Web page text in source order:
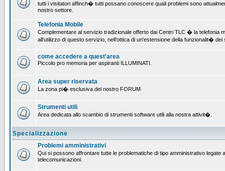
tutti i visitatori affinch� tutti possano conoscere quali problemi sono
nostro settore.
Telefonia Mobile
Complementare al servizio tradizionale offerto dai Centri TLC � la telefonia
all'utilizzo di questo servizio, nell'ottica di un'estensione della funzionalit�
come accedere a quest'area
Piccolo pro memoria per aspiranti ILLUMINATI.
Area super riservata
La zona pi� esclusiva del nostro FORUM
Strumenti utili
Area dedicata allo scambio di strumenti software utili alla nostra attivit�.
Specializzazione
Problemi amministrativi
Qui si possono affrontare tutte le problematiche di tipo amministrativo
telecomunicazioni.